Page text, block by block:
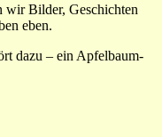
wir Bilder, Geschichten
eben.
dazu – ein Apfelbaum-